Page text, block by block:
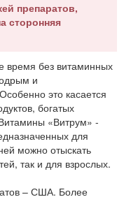
препаратов,
сторонняя
время без витаминных
и
это касается
богатых
«Витрум» -
для
можно отыскать
так и для взрослых.
– США. Более